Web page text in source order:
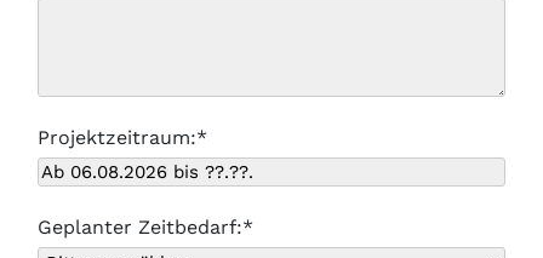
Projektzeitraum:*
Geplanter Zeitbedarf:*